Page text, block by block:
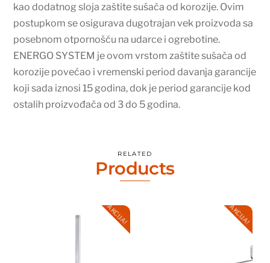
kao dodatnog sloja zaštite sušača od korozije. Ovim
postupkom se osigurava dugotrajan vek proizvoda sa
posebnom otpornošću na udarce i ogrebotine.
ENERGO SYSTEM je ovom vrstom zaštite sušača od
korozije povećao i vremenski period davanja garancije
koji sada iznosi 15 godina, dok je period garancije kod
ostalih proizvođača od 3 do 5 godina.
RELATED
Products
AKCIJA! AKCIJA!